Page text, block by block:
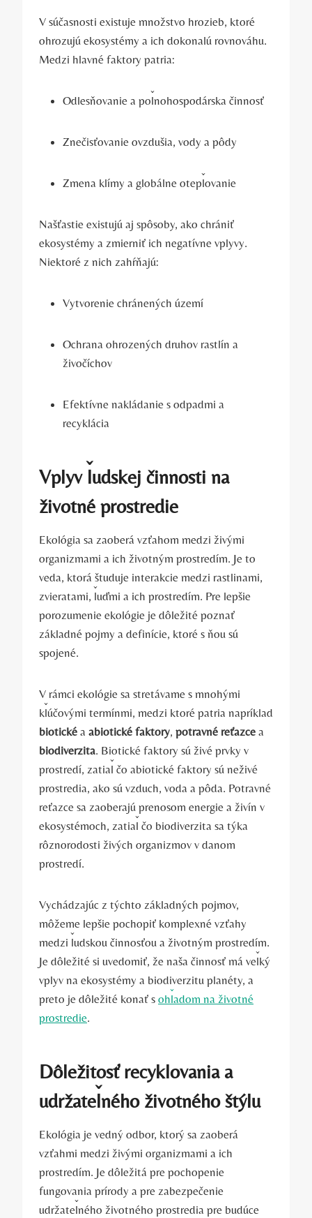
V súčasnosti existuje množstvo hrozieb, ktoré
ohrozujú ekosystémy a ⁢ich dokonalú ‍rovnováhu.
Medzi hlavné faktory patria:
Odlesňovanie a poľnohospodárska ⁢činnosť
Znečisťovanie ovzdušia, ⁣vody a⁤ pôdy
Zmena klímy a globálne otepľovanie
Našťastie existujú aj spôsoby, ako chrániť
ekosystémy a zmierniť ich negatívne ⁢vplyvy.
Niektoré z nich ⁣zahŕňajú:
Vytvorenie chránených území
Ochrana ohrozených druhov rastlín a
živočíchov
Efektívne⁣ nakládanie ⁢s odpadmi a
recyklácia
Vplyv ľudskej činnosti na
životné‍ prostredie
Ekológia sa zaoberá vzťahom ‌medzi živými
organizmami ⁢a ich⁤ životným ‌prostredím. Je to
veda, ktorá študuje interakcie medzi ‌rastlinami,
zvieratami, ľuďmi a ich⁢ prostredím. Pre lepšie
porozumenie ‍ekológie je dôležité poznať
základné⁤ pojmy a definície, ktoré s ňou sú
spojené.
V rámci ekológie sa stretávame ​s mnohými
kľúčovými ⁢termínmi, medzi ktoré patria napríklad
biotické a⁤ abiotické ‌faktory, potravné reťazce a
biodiverzita. Biotické‍ faktory sú živé ⁤prvky v
prostredí, zatiaľ čo abiotické faktory sú neživé
prostredia, ako sú vzduch, voda a pôda.‍ Potravné
reťazce ​sa zaoberajú prenosom ​energie a živín v‌
ekosystémoch,​ zatiaľ čo biodiverzita ​sa týka
rôznorodosti živých organizmov⁤ v danom
prostredí.
Vychádzajúc z týchto ⁢základných ‍pojmov,
môžeme lepšie pochopiť komplexné vzťahy
‌medzi ⁢ľudskou činnosťou a životným prostredím.
Je⁣ dôležité si ​uvedomiť, že naša činnosť má veľký
⁣vplyv na ekosystémy a biodiverzitu planéty, a
preto je⁤ dôležité konať s ohľadom na životné
prostredie.
Dôležitosť recyklovania a
udržateľného životného ​štýlu
Ekológia je vedný ​odbor, ktorý sa zaoberá
vzťahmi medzi živými organizmami a ich
prostredím. Je dôležitá pre pochopenie
fungovania prírody a pre zabezpečenie
udržateľného životného⁣ prostredia pre budúce